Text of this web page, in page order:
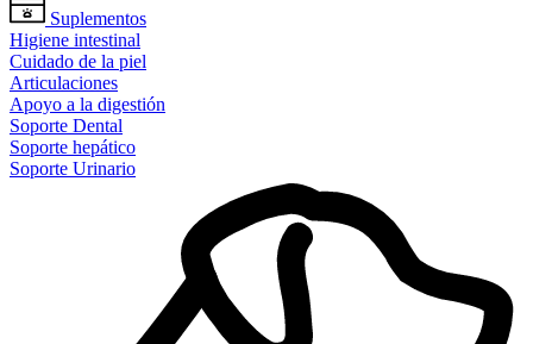
Suplementos
Higiene intestinal
Cuidado de la piel
Articulaciones
Apoyo a la digestión
Soporte Dental
Soporte hepático
Soporte Urinario